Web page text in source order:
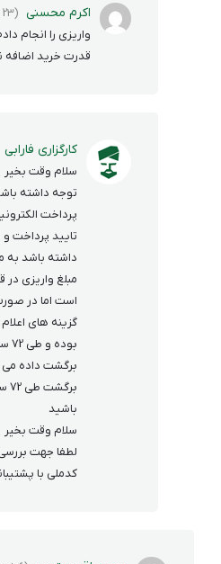
اکرم محسنی (23 اردیبهشت 1404)
واریزی را انجام
قدرت خرید اضافه
کارگزاری فارابی
سلام وقت بخیر
توجه داشته
پرداخت
تایید پرداخت و
داشته باشد به
مبلغ واریزی
است اما در
گزینه های
برگشت داده
باشید
سلام وقت بخیر
لطفا جهت
کدملی با پشتیبانی 1561 در ارتباط